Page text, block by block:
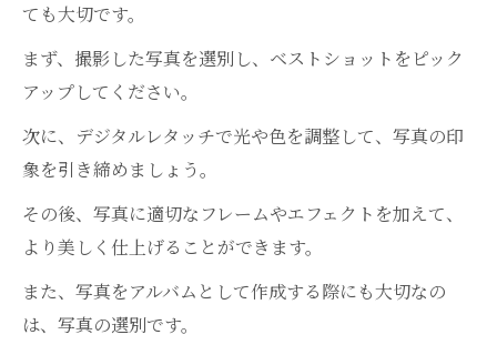
ても大切です。
まず、撮影した写真を選別し、ベストショットをピック
アップしてください。
次に、デジタルレタッチで光や色を調整して、写真の印
象を引き締めましょう。
その後、写真に適切なフレームやエフェクトを加えて、
より美しく仕上げることができます。
また、写真をアルバムとして作成する際にも大切なの
は、写真の選別です。